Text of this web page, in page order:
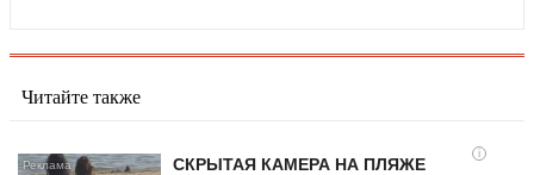
Читайте также
i
СКРЫТАЯ КАМЕРА НА ПЛЯЖЕ